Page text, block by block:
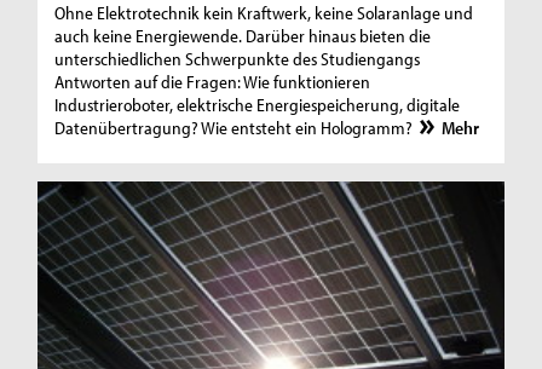
Ohne Elektrotechnik kein Kraftwerk, keine Solaranlage und
auch keine Energiewende. Darüber hinaus bieten die
unterschiedlichen Schwerpunkte des Studiengangs
Antworten auf die Fragen: Wie funktionieren
Industrieroboter, elektrische Energiespeicherung, digitale
Datenübertragung? Wie entsteht ein Hologramm?
Mehr